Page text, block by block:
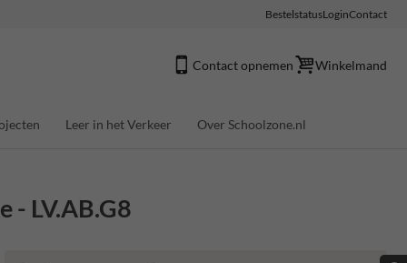
BestelstatusLoginContact
Contact opnemen Winkelmand
Leer in het Verkeer Over Schoolzone.nl
- LV.AB.G8